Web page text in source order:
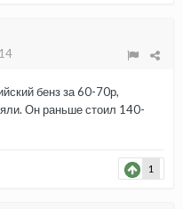
бенз за 60-70р,
Он раньше стоил 140-
1